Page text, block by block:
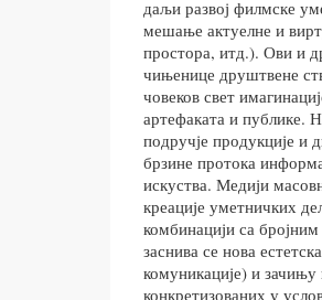
даљи развој филмске
мешање актуелне и
простора, итд.). Ови и
чињенице друштвене
човеков свет
артефаката и публике.
подручје продукције и
брзине протока
искуства. Медији
креације уметничких
комбинацији са
заснива се нова
комуникације) и
конкретизованих у